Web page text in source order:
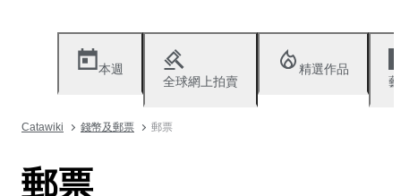
本週
全球網上拍賣
精選作品
Catawiki 錢幣及郵票 郵票
郵票